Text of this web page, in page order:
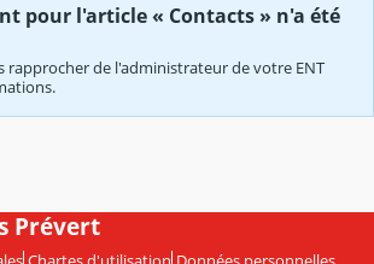
pour l'article « Contacts » n'a été
rapprocher de l'administrateur de votre ENT
Prévert